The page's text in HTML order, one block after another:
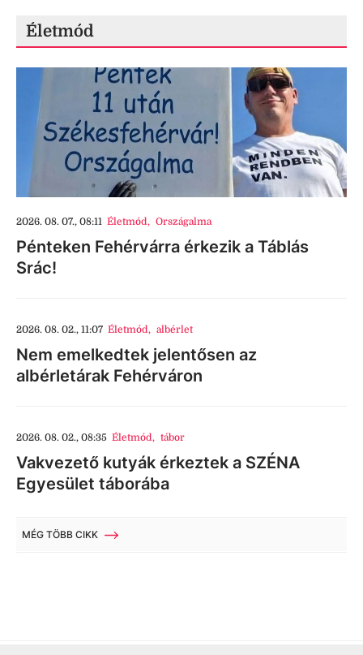
Életmód
2026. 08. 07., 08:11 Életmód, Országalma
Pénteken Fehérvárra érkezik a Táblás
Srác!
2026. 08. 02., 11:07 Életmód, albérlet
Nem emelkedtek jelentősen az
albérletárak Fehérváron
2026. 08. 02., 08:35 Életmód, tábor
Vakvezető kutyák érkeztek a SZÉNA
Egyesület táborába
MÉG TÖBB CIKK